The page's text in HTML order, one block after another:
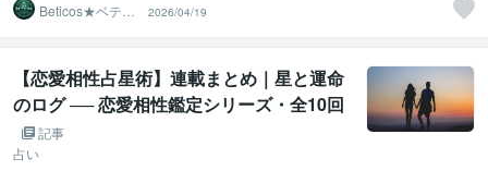
Beticos★ベティ
コ 占星術師
2026/04/19
【恋愛相性占星術】連載まとめ｜星と運命
のログ ── 恋愛相性鑑定シリーズ・全10回
まとめ
記事
占い